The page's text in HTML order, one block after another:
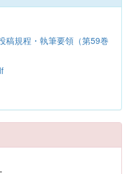
稿規程・執筆要領（第59巻